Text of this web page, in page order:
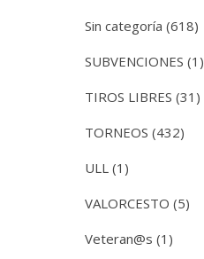
Sin categoría (618)
SUBVENCIONES (1)
TIROS LIBRES (31)
TORNEOS (432)
ULL (1)
VALORCESTO (5)
Veteran@s (1)